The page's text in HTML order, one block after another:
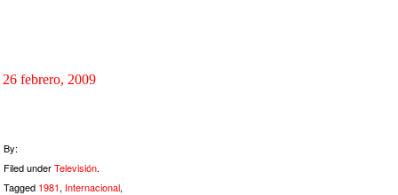
26 febrero, 2009
By:
Filed underTelevisión.
Tagged 1981, Internacional,